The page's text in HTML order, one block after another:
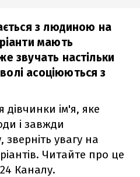
з людиною на
мають
звучать настільки
асоціюються з
ім'я, яке
і завжди
увагу на
Читайте про це
Каналу.